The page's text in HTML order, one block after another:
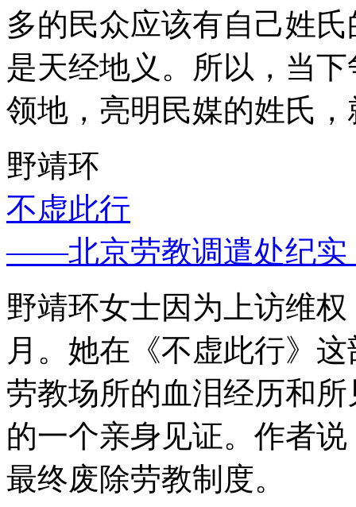
多的民众应该有自己姓
是天经地义。所以，当
领地，亮明民媒的姓氏
野靖环
不虚此行
——北京劳教调遣处纪实
野靖环女士因为上访维
月。她在《不虚此行》
劳教场所的血泪经历和
的一个亲身见证。作者
最终废除劳教制度。